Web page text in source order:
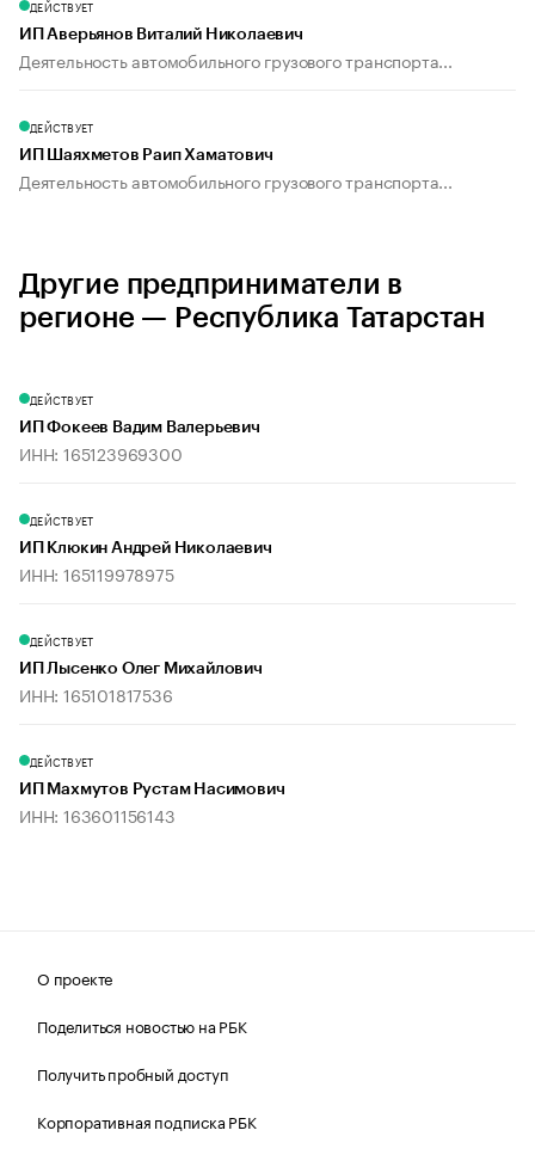
ДЕЙСТВУЕТ
ИП Аверьянов Виталий Николаевич
Деятельность автомобильного грузового транспорта...
ДЕЙСТВУЕТ
ИП Шаяхметов Раип Хаматович
Деятельность автомобильного грузового транспорта...
Другие предприниматели в
регионе — Республика Татарстан
ДЕЙСТВУЕТ
ИП Фокеев Вадим Валерьевич
ИНН: 165123969300
ДЕЙСТВУЕТ
ИП Клюкин Андрей Николаевич
ИНН: 165119978975
ДЕЙСТВУЕТ
ИП Лысенко Олег Михайлович
ИНН: 165101817536
ДЕЙСТВУЕТ
ИП Махмутов Рустам Насимович
ИНН: 163601156143
О проекте
Поделиться новостью на РБК
Получить пробный доступ
Корпоративная подписка РБК